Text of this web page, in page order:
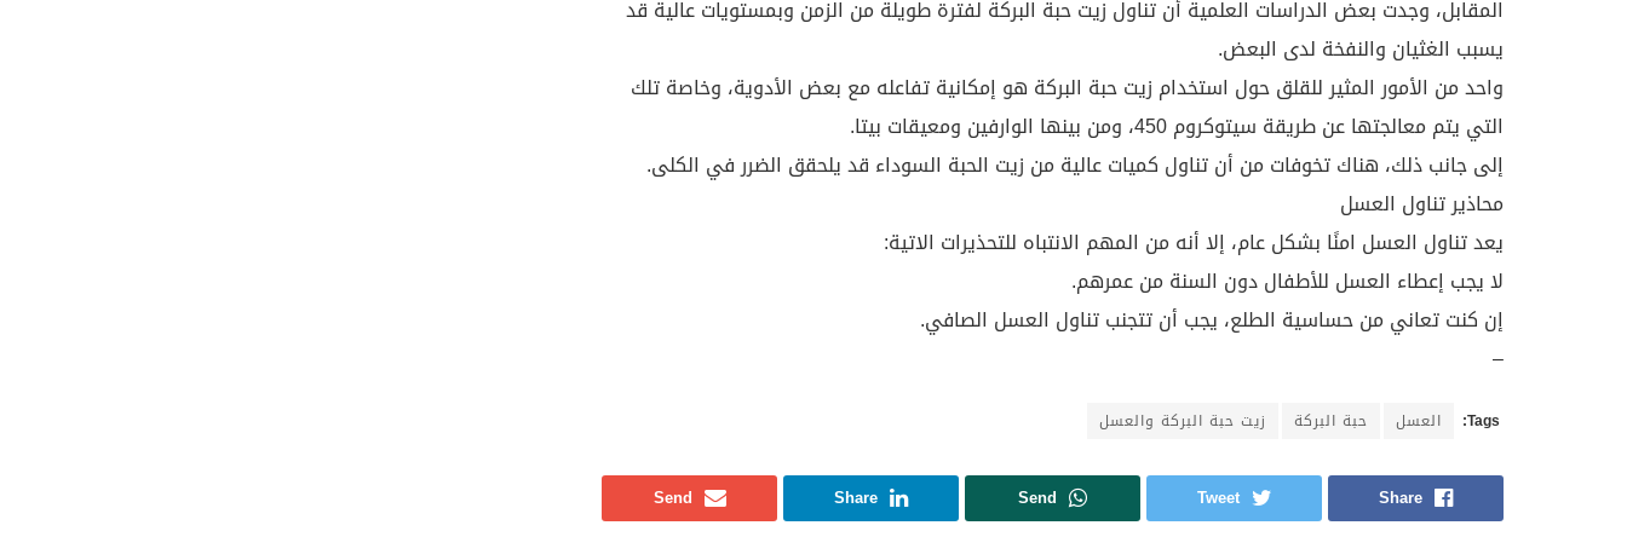
المقابل، وجدت بعض الدراسات العلمية أن تناول زيت حبة البركة لفترة طويلة من الزمن وبمستويات عالية قد
يسبب الغثيان والنفخة لدى البعض.
واحد من الأمور المثير للقلق حول استخدام زيت حبة البركة هو إمكانية تفاعله مع بعض الأدوية، وخاصة تلك
التي يتم معالجتها عن طريقة سيتوكروم 450، ومن بينها الوارفين ومعيقات بيتا.
إلى جانب ذلك، هناك تخوفات من أن تناول كميات عالية من زيت الحبة السوداء قد يلحقق الضرر في الكلى.
محاذير تناول العسل
يعد تناول العسل امنًا بشكل عام، إلا أنه من المهم الانتباه للتحذيرات الاتية:
لا يجب إعطاء العسل للأطفال دون السنة من عمرهم.
إن كنت تعاني من حساسية الطلع، يجب أن تتجنب تناول العسل الصافي.
–
Tags: العسل حبة البركة زيت حبة البركة والعسل
Share
Tweet
Send
Share
Send